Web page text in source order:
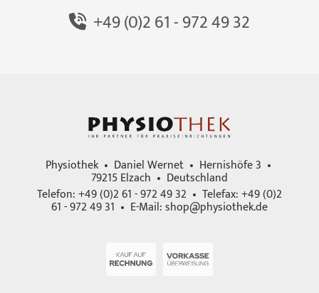
+49 (0)2 61 - 972 49 32
Physiothek • Daniel Wernet • Hernishöfe 3 •
79215 Elzach • Deutschland
Telefon: +49 (0)2 61 - 972 49 32 • Telefax: +49 (0)2
61 - 972 49 31 • E-Mail:shop@physiothek.de